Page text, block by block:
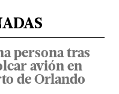
persona tras
avión en
de Orlando